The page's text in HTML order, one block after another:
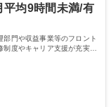
験を活かし、長期的な
力で応援します。 学
語学力： 資格：日商
平均9時間未満/有
門や収益事業等のフロント
度やキャリア支援が充実し